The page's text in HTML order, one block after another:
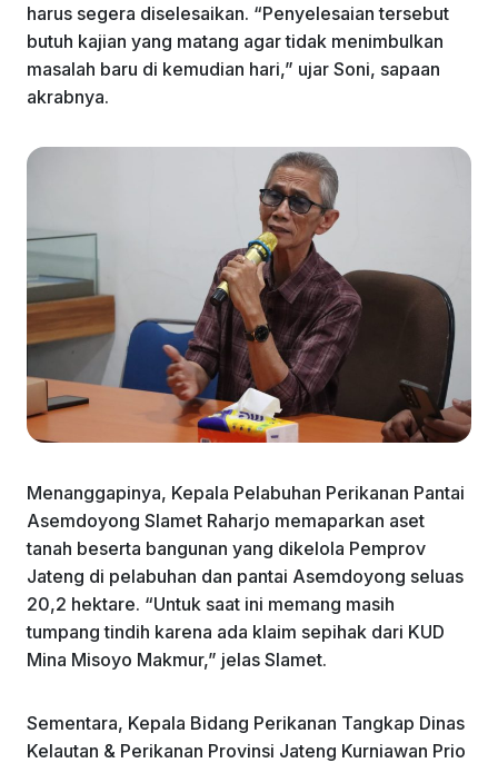
harus segera diselesaikan. “Penyelesaian tersebut
butuh kajian yang matang agar tidak menimbulkan
masalah baru di kemudian hari,” ujar Soni, sapaan
akrabnya.
Menanggapinya, Kepala Pelabuhan Perikanan Pantai
Asemdoyong Slamet Raharjo memaparkan aset
tanah beserta bangunan yang dikelola Pemprov
Jateng di pelabuhan dan pantai Asemdoyong seluas
20,2 hektare. “Untuk saat ini memang masih
tumpang tindih karena ada klaim sepihak dari KUD
Mina Misoyo Makmur,” jelas Slamet.
Sementara, Kepala Bidang Perikanan Tangkap Dinas
Kelautan & Perikanan Provinsi Jateng Kurniawan Prio